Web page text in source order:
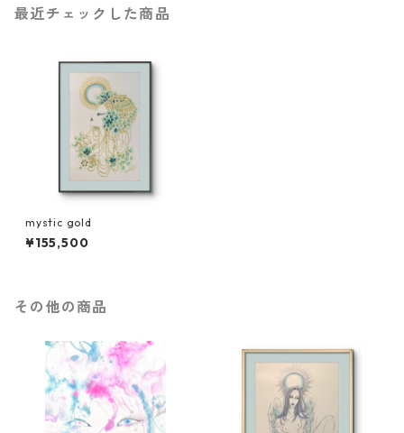
最近チェックした商品
mystic gold
¥155,500
その他の商品